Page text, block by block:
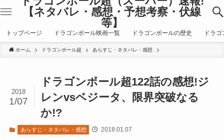
【ネタバレ・感想・予想考察・伏線
等】
トップページ ドラゴンボール映画一覧 ドラゴンボールの歴史 ドラ
ホーム ドラゴンボール超 あらすじ・ネタバレ・感想
ドラゴンボール超122話の感想!ジ
レンvsベジータ、限界突破なる
か!?
2018
1/07
あらすじ・ネタバレ・感想 2018.01.07